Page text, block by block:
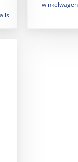
winkelwagen